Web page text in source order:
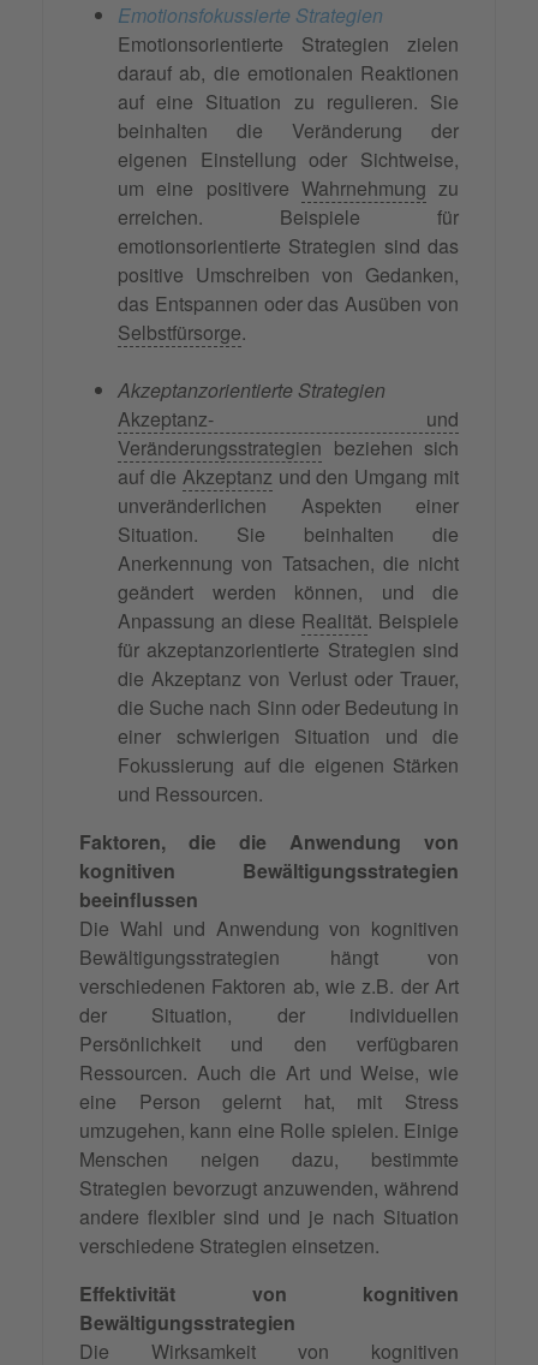
Emotionsfokussierte Strategien
Emotionsorientierte Strategien zielen
darauf ab, die emotionalen Reaktionen
auf eine Situation zu regulieren. Sie
beinhalten die Veränderung der
eigenen Einstellung oder Sichtweise,
um eine positivere Wahrnehmung zu
erreichen. Beispiele für
emotionsorientierte Strategien sind das
positive Umschreiben von Gedanken,
das Entspannen oder das Ausüben von
Selbstfürsorge.
Akzeptanzorientierte Strategien
Akzeptanz- und
Veränderungsstrategien beziehen sich
auf die Akzeptanz und den Umgang mit
unveränderlichen Aspekten einer
Situation. Sie beinhalten die
Anerkennung von Tatsachen, die nicht
geändert werden können, und die
Anpassung an diese Realität. Beispiele
für akzeptanzorientierte Strategien sind
die Akzeptanz von Verlust oder Trauer,
die Suche nach Sinn oder Bedeutung in
einer schwierigen Situation und die
Fokussierung auf die eigenen Stärken
und Ressourcen.
Faktoren, die die Anwendung von
kognitiven Bewältigungsstrategien
beeinflussen
Die Wahl und Anwendung von kognitiven
Bewältigungsstrategien hängt von
verschiedenen Faktoren ab, wie z.B. der Art
der Situation, der individuellen
Persönlichkeit und den verfügbaren
Ressourcen. Auch die Art und Weise, wie
eine Person gelernt hat, mit Stress
umzugehen, kann eine Rolle spielen. Einige
Menschen neigen dazu, bestimmte
Strategien bevorzugt anzuwenden, während
andere flexibler sind und je nach Situation
verschiedene Strategien einsetzen.
Effektivität von kognitiven
Bewältigungsstrategien
Die Wirksamkeit von kognitiven